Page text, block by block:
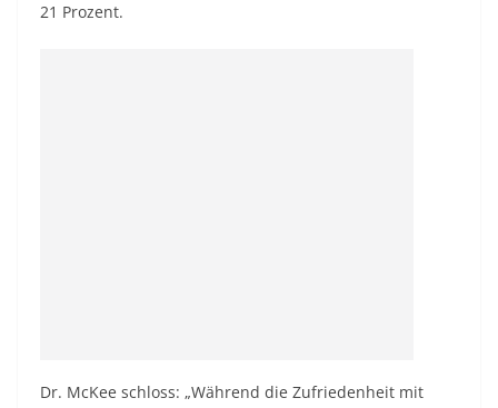
21 Prozent.
Dr. McKee schloss: „Während die Zufriedenheit mit